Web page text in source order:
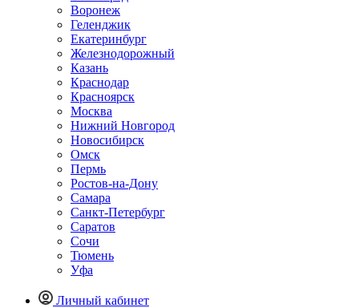
Воронеж
Геленджик
Екатеринбург
Железнодорожный
Казань
Краснодар
Красноярск
Москва
Нижний Новгород
Новосибирск
Омск
Пермь
Ростов-на-Дону
Самара
Санкт-Петербург
Саратов
Сочи
Тюмень
Уфа
Личный кабинет